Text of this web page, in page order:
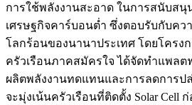
การใช้พลังงานสะอาด ในการสนับสนุ
เศรษฐกิจคาร์บอนต่ำ ซึ่งตอบรับกับคว
โลกร้อนของนานาประเทศ โดยโคร
ครัวเรือนภาคสมัครใจ ได้จัดทำแพล
ผลิตพลังงานทดแทนและการลดการป
จะมุ่งเน้นครัวเรือนที่ติดตั้ง Solar Cell